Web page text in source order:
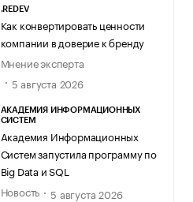
.REDEV
Как конвертировать ценности
компании в доверие к бренду
Мнение эксперта
5 августа 2026
АКАДЕМИЯ ИНФОРМАЦИОННЫХ
СИСТЕМ
Академия Информационных
Систем запустила программу по
Big Data и SQL
Новость
5 августа 2026